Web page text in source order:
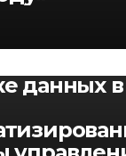
вебинар
данных